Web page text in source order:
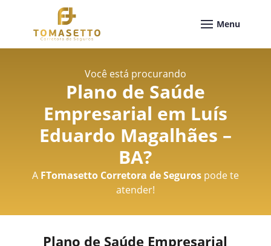
Você está procurando
Plano de Saúde
Empresarial em Luís
Eduardo Magalhães –
BA?
A FTomasetto Corretora de Segurospode te
atender!
Plano de Saúde Empresarial